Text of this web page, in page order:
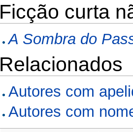
Ficção curta
A Sombra do
Relacionados
Autores com
Autores com